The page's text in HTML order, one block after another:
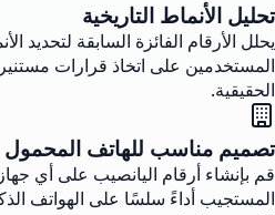
تحليل الأنماط التاريخية
يحلل الأرقام الفائزة السابقة لتحديد
المستخدمين على اتخاذ قرارات
الحقيقية.
تصميم مناسب للهاتف المحمول
قم بإنشاء أرقام اليانصيب على أي
المستجيب أداءً سلسًا على الهواتف